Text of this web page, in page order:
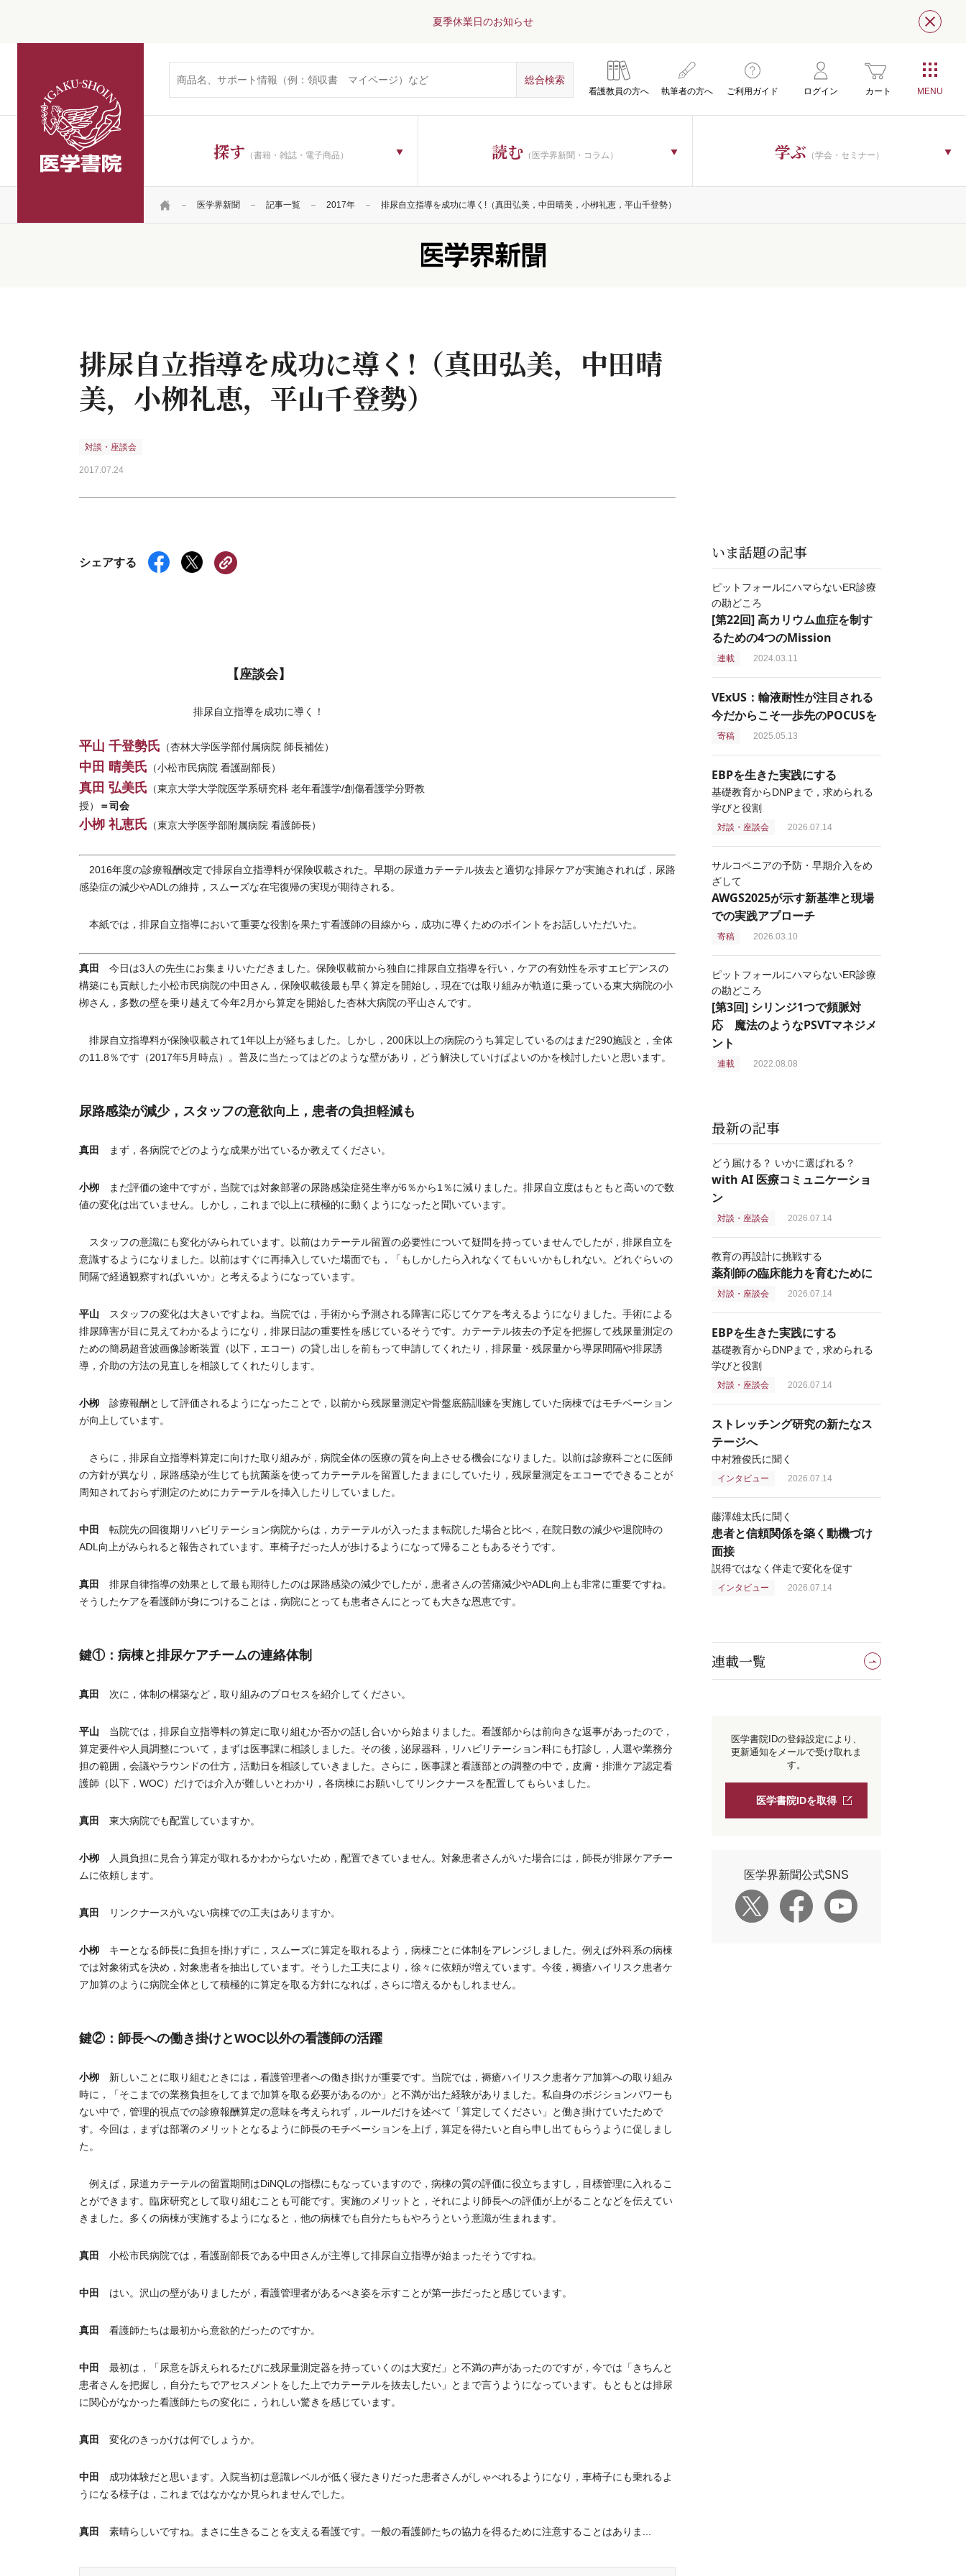
夏季休業日のお知らせ 閉じ
看護教員の方へ 執筆者の方へ ご利用ガイド ログイン カート
探す （書籍・雑誌・電子商品） 読む （医学界新聞・コラム） 学ぶ （学会・セミナー）
HOME 医学界新聞 記事一覧 2017年 排尿自立指導を成功に導く!（真田弘美，中田晴美，小栁礼恵，平山千登勢）
排尿自立指導を成功に導く!（真田弘美，中田晴
美，小栁礼恵，平山千登勢）
対談・座談会
2017.07.24
シェアする
【座談会】
排尿自立指導を成功に導く！
平山 千登勢氏 （杏林大学医学部付属病院 師長補佐）
中田 晴美氏 （小松市民病院 看護副部長）
真田 弘美氏 （東京大学大学院医学系研究科 老年看護学/創傷看護学分野教
授）
＝司会
小栁 礼恵氏 （東京大学医学部附属病院 看護師長）
2016年度の診療報酬改定で排尿自立指導料が保険収載された。早期の尿道カテーテル抜去と適切な排尿ケアが実施されれば，尿路
感染症の減少やADLの維持，スムーズな在宅復帰の実現が期待される。
本紙では，排尿自立指導において重要な役割を果たす看護師の目線から，成功に導くためのポイントをお話しいただいた。
真田 今日は3人の先生にお集まりいただきました。保険収載前から独自に排尿自立指導を行い，ケアの有効性を示すエビデンスの
構築にも貢献した小松市民病院の中田さん，保険収載後最も早く算定を開始し，現在では取り組みが軌道に乗っている東大病院の小
栁さん，多数の壁を乗り越えて今年2月から算定を開始した杏林大病院の平山さんです。
排尿自立指導料が保険収載されて1年以上が経ちました。しかし，200床以上の病院のうち算定しているのはまだ290施設と，全体
の11.8％です（2017年5月時点）。普及に当たってはどのような壁があり，どう解決していけばよいのかを検討したいと思います。
尿路感染が減少，スタッフの意欲向上，患者の負担軽減も
真田 まず，各病院でどのような成果が出ているか教えてください。
小栁 まだ評価の途中ですが，当院では対象部署の尿路感染症発生率が6％から1％に減りました。排尿自立度はもともと高いので数
値の変化は出ていません。しかし，これまで以上に積極的に動くようになったと聞いています。
スタッフの意識にも変化がみられています。以前はカテーテル留置の必要性について疑問を持っていませんでしたが，排尿自立を
意識するようになりました。以前はすぐに再挿入していた場面でも，「もしかしたら入れなくてもいいかもしれない。どれぐらいの
間隔で経過観察すればいいか」と考えるようになっています。
平山 スタッフの変化は大きいですよね。当院では，手術から予測される障害に応じてケアを考えるようになりました。手術による
排尿障害が目に見えてわかるようになり，排尿日誌の重要性を感じているそうです。カテーテル抜去の予定を把握して残尿量測定の
ための簡易超音波画像診断装置（以下，エコー）の貸し出しを前もって申請してくれたり，排尿量・残尿量から導尿間隔や排尿誘
導，介助の方法の見直しを相談してくれたりします。
小栁 診療報酬として評価されるようになったことで，以前から残尿量測定や骨盤底筋訓練を実施していた病棟ではモチベーション
が向上しています。
さらに，排尿自立指導料算定に向けた取り組みが，病院全体の医療の質を向上させる機会になりました。以前は診療科ごとに医師
の方針が異なり，尿路感染が生じても抗菌薬を使ってカテーテルを留置したままにしていたり，残尿量測定をエコーでできることが
周知されておらず測定のためにカテーテルを挿入したりしていました。
中田 転院先の回復期リハビリテーション病院からは，カテーテルが入ったまま転院した場合と比べ，在院日数の減少や退院時の
ADL向上がみられると報告されています。車椅子だった人が歩けるようになって帰ることもあるそうです。
真田 排尿自律指導の効果として最も期待したのは尿路感染の減少でしたが，患者さんの苦痛減少やADL向上も非常に重要ですね。
そうしたケアを看護師が身につけることは，病院にとっても患者さんにとっても大きな恩恵です。
鍵①：病棟と排尿ケアチームの連絡体制
真田 次に，体制の構築など，取り組みのプロセスを紹介してください。
平山 当院では，排尿自立指導料の算定に取り組むか否かの話し合いから始まりました。看護部からは前向きな返事があったので，
算定要件や人員調整について，まずは医事課に相談しました。その後，泌尿器科，リハビリテーション科にも打診し，人選や業務分
担の範囲，会議やラウンドの仕方，活動日を相談していきました。さらに，医事課と看護部との調整の中で，皮膚・排泄ケア認定看
護師（以下，WOC）だけでは介入が難しいとわかり，各病棟にお願いしてリンクナースを配置してもらいました。
真田 東大病院でも配置していますか。
小栁 人員負担に見合う算定が取れるかわからないため，配置できていません。対象患者さんがいた場合には，師長が排尿ケアチー
ムに依頼します。
真田 リンクナースがいない病棟での工夫はありますか。
小栁 キーとなる師長に負担を掛けずに，スムーズに算定を取れるよう，病棟ごとに体制をアレンジしました。例えば外科系の病棟
では対象術式を決め，対象患者を抽出しています。そうした工夫により，徐々に依頼が増えています。今後，褥瘡ハイリスク患者ケ
ア加算のように病院全体として積極的に算定を取る方針になれば，さらに増えるかもしれません。
鍵②：師長への働き掛けとWOC以外の看護師の活躍
小栁 新しいことに取り組むときには，看護管理者への働き掛けが重要です。当院では，褥瘡ハイリスク患者ケア加算への取り組み
時に，「そこまでの業務負担をしてまで加算を取る必要があるのか」と不満が出た経験がありました。私自身のポジションパワーも
ない中で，管理的視点での診療報酬算定の意味を考えられず，ルールだけを述べて「算定してください」と働き掛けていたためで
す。今回は，まずは部署のメリットとなるように師長のモチベーションを上げ，算定を得たいと自ら申し出てもらうように促しまし
た。
例えば，尿道カテーテルの留置期間はDiNQLの指標にもなっていますので，病棟の質の評価に役立ちますし，目標管理に入れるこ
とができます。臨床研究として取り組むことも可能です。実施のメリットと，それにより師長への評価が上がることなどを伝えてい
きました。多くの病棟が実施するようになると，他の病棟でも自分たちもやろうという意識が生まれます。
真田 小松市民病院では，看護副部長である中田さんが主導して排尿自立指導が始まったそうですね。
中田 はい。沢山の壁がありましたが，看護管理者があるべき姿を示すことが第一歩だったと感じています。
真田 看護師たちは最初から意欲的だったのですか。
中田 最初は，「尿意を訴えられるたびに残尿量測定器を持っていくのは大変だ」と不満の声があったのですが，今では「きちんと
患者さんを把握し，自分たちでアセスメントをした上でカテーテルを抜去したい」とまで言うようになっています。もともとは排尿
に関心がなかった看護師たちの変化に，うれしい驚きを感じています。
真田 変化のきっかけは何でしょうか。
中田 成功体験だと思います。入院当初は意識レベルが低く寝たきりだった患者さんがしゃべれるようになり，車椅子にも乗れるよ
うになる様子は，これまではなかなか見られませんでした。
真田 素晴らしいですね。まさに生きることを支える看護です。一般の看護師たちの協力を得るために注意することはありま...
いま話題の記事
ピットフォールにハマらないER診療
の勘どころ
[第22回] 高カリウム血症を制す
るための4つのMission
連載 2024.03.11
VExUS：輸液耐性が注目される
今だからこそ一歩先のPOCUSを
寄稿 2025.05.13
EBPを生きた実践にする
基礎教育からDNPまで，求められる
学びと役割
対談・座談会 2026.07.14
サルコペニアの予防・早期介入をめ
ざして
AWGS2025が示す新基準と現場
での実践アプローチ
寄稿 2026.03.10
ピットフォールにハマらないER診療
の勘どころ
[第3回] シリンジ1つで頻脈対
応 魔法のようなPSVTマネジメ
ント
連載 2022.08.08
最新の記事
どう届ける？ いかに選ばれる？
with AI 医療コミュニケーショ
ン
対談・座談会 2026.07.14
教育の再設計に挑戦する
薬剤師の臨床能力を育むために
対談・座談会 2026.07.14
EBPを生きた実践にする
基礎教育からDNPまで，求められる
学びと役割
対談・座談会 2026.07.14
ストレッチング研究の新たなス
テージへ
中村雅俊氏に聞く
インタビュー 2026.07.14
藤澤雄太氏に聞く
患者と信頼関係を築く動機づけ
面接
説得ではなく伴走で変化を促す
インタビュー 2026.07.14
連載一覧
医学書院IDの登録設定により、
更新通知をメールで受け取れま
す。
医学書院IDを取得
医学界新聞公式SNS